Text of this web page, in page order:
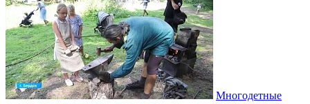
Многодетные